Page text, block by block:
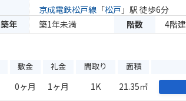
京成電鉄松戸線 「松戸 」駅 徒歩6分
築年
築1年未満 階数 4階建
敷金 礼金 間取り 面積
0ヶ月 1ヶ月 1K 21.35㎡